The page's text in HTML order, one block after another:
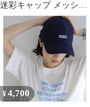
迷彩キャップ メッシュ
キャップ
¥4,700